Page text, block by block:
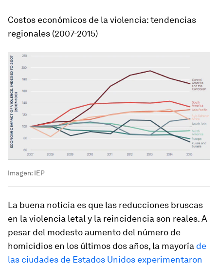
Costos económicos de la violencia: tendencias
regionales (2007-2015)
Imagen: IEP
La buena noticia es que las reducciones bruscas
en la violencia letal y la reincidencia son reales. A
pesar del modesto aumento del número de
homicidios en los últimos dos años, la mayoría de
las ciudades de Estados Unidos experimentaron